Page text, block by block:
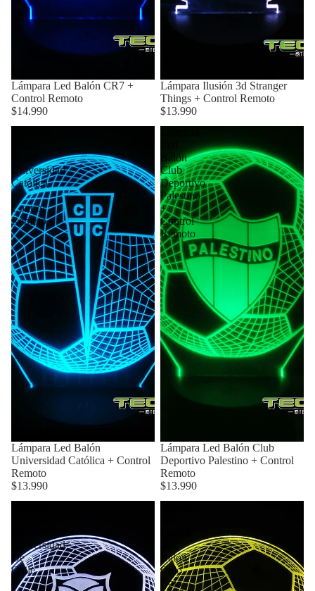
Lámpara Led Balón CR7 +
Control Remoto
$14.990
Lámpara Ilusión 3d Stranger
Things + Control Remoto
$13.990
Universidad
Católica
+
Control
Remoto
Lámpara Led Balón
Universidad Católica + Control
Remoto
$13.990
Balón
Club
Deportivo
Palestino
+
Control
Remoto
Lámpara Led Balón Club
Deportivo Palestino + Control
Remoto
$13.990
Universidad
De
Chile
Balón
Colo
Colo